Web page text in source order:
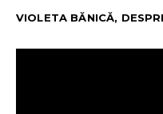
VIOLETA BĂNICĂ,